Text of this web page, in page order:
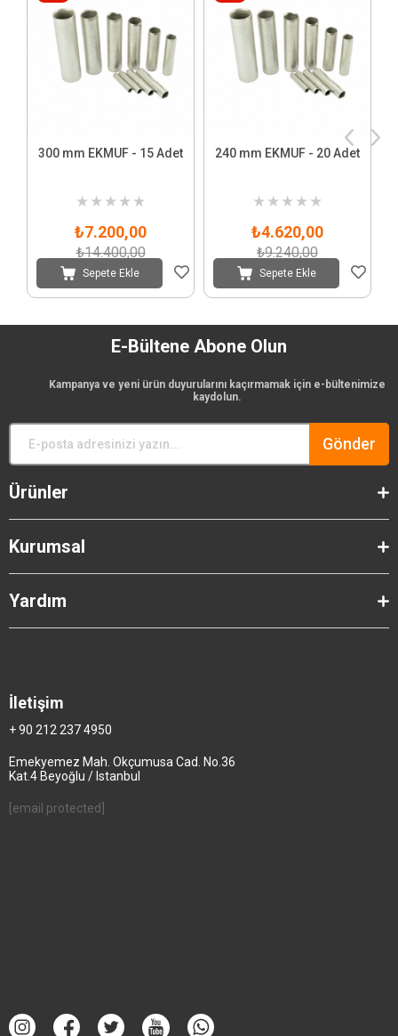
300 mm EKMUF - 15 Adet
★ ★ ★ ★ ★
₺7.200,00
₺14.400,00
Sepete Ekle
240 mm EKMUF - 20 Adet
★ ★ ★ ★ ★
₺4.620,00
₺9.240,00
Sepete Ekle
E-Bültene Abone Olun
Kampanya ve yeni ürün duyurularını kaçırmamak için e-bültenimize
kaydolun.
Gönder
Ürünler
Kurumsal
Yardım
İletişim
+ 90 212 237 4950
Emekyemez Mah. Okçumusa Cad. No.36
Kat.4 Beyoğlu / Istanbul
[email protected]